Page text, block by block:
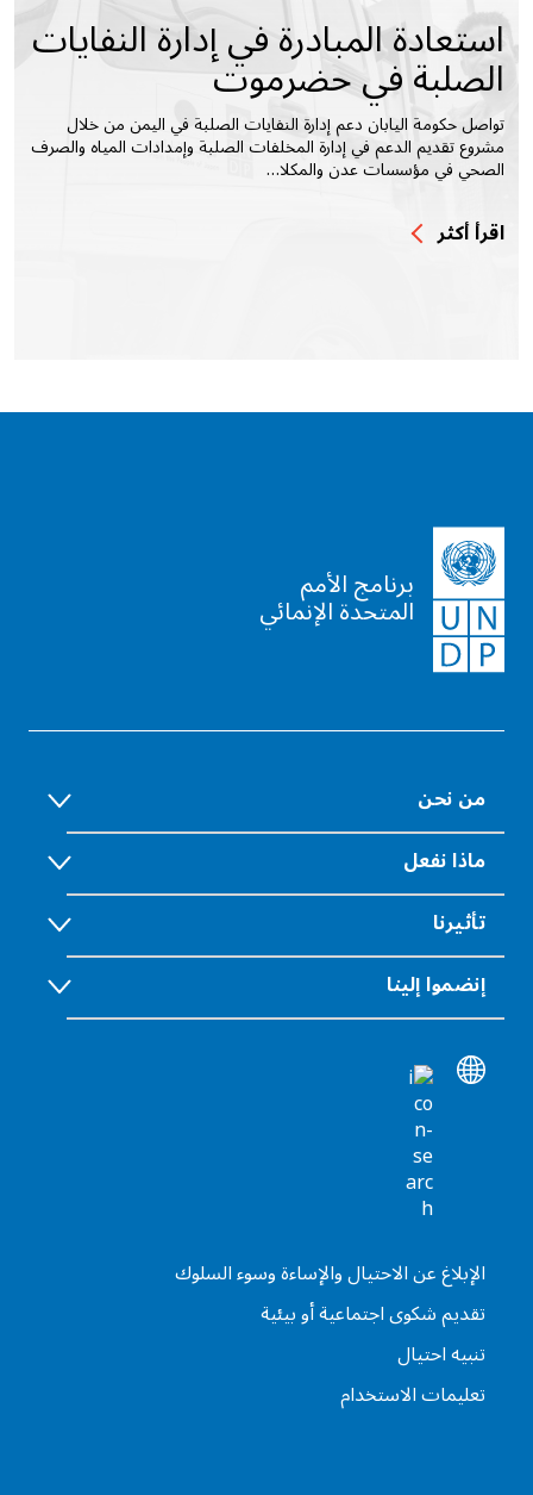
استعادة المبادرة في إدارة النفايات
الصلبة في حضرموت
تواصل حكومة اليابان دعم إدارة النفايات الصلبة في اليمن من خلال
مشروع تقديم الدعم في إدارة المخلفات الصلبة وإمدادات المياه والصرف
الصحي في مؤسسات عدن والمكلا…
اقرأ أكثر
برنامج الأمم
المتحدة الإنمائي
من نحن
ماذا نفعل
تأثيرنا
إنضموا إلينا
الإبلاغ عن الاحتيال والإساءة وسوء السلوك
تقديم شكوى اجتماعية أو بيئية
تنبيه احتيال
تعليمات الاستخدام